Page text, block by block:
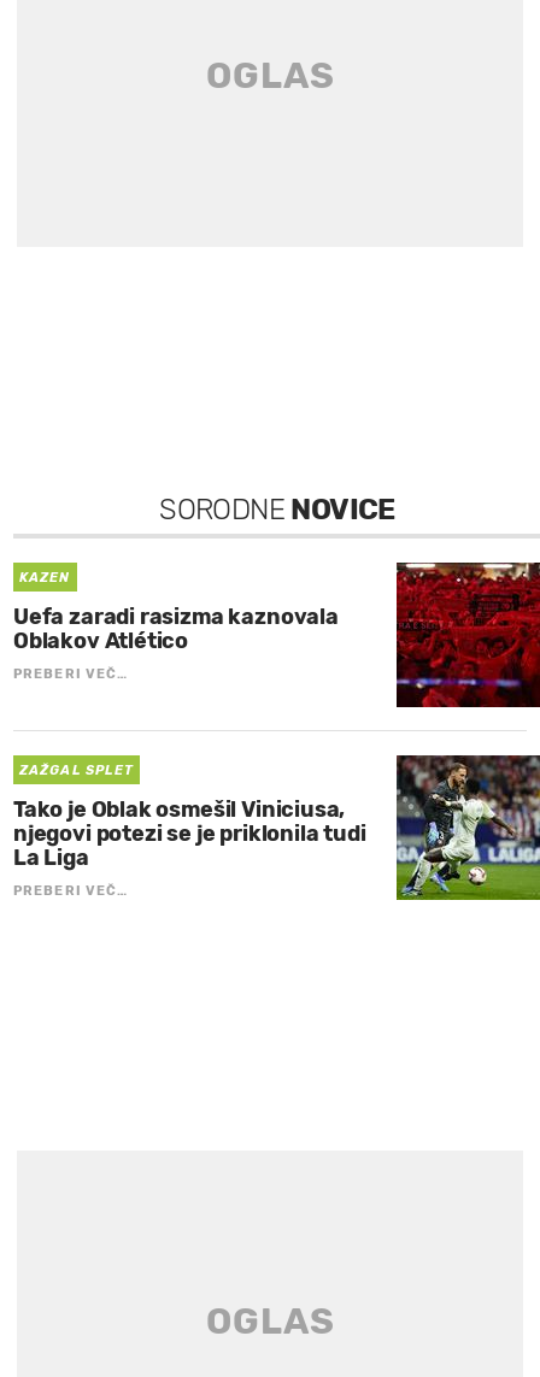
SORODNE NOVICE
KAZEN
Uefa zaradi rasizma kaznovala
Oblakov Atlético
PREBERI VEČ…
ZAŽGAL SPLET
Tako je Oblak osmešil Viniciusa,
njegovi potezi se je priklonila tudi
La Liga
PREBERI VEČ…